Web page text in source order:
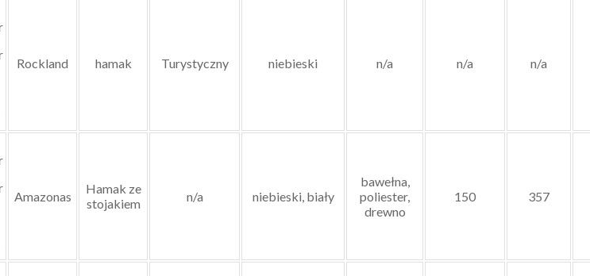
Rockland hamak Turystyczny niebieski n/a n/a n/a
Amazonas
Hamak ze
stojakiem
n/a niebieski, biały
bawełna,
poliester,
drewno
150 357